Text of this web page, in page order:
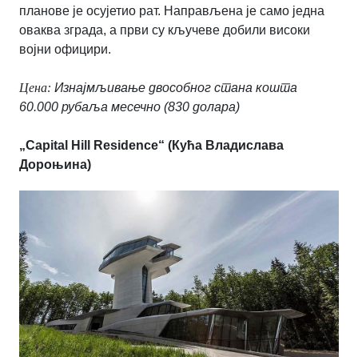
планове је осујетио рат. Направљена је само једна
оваква зграда, а први су кључеве добили високи
војни официри.
Цена: Изнајмљивање двособног стана кошта
60.000 рубаља месечно (830 долара)
„Capital Hill Residence“ (Кућа Владислава
Дороњина)